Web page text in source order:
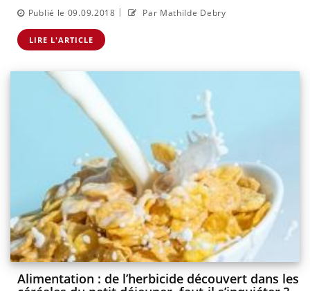
Publié le 09.09.2018 | Par Mathilde Debry
LIRE L'ARTICLE
Alimentation : de l’herbicide découvert dans les